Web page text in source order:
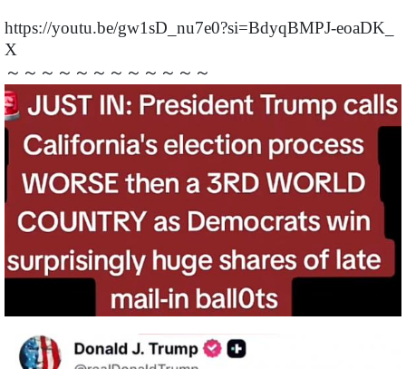
https://youtu.be/gw1sD_nu7e0?si=BdyqBMPJ-eoaDK_
X
～～～～～～～～～～～～